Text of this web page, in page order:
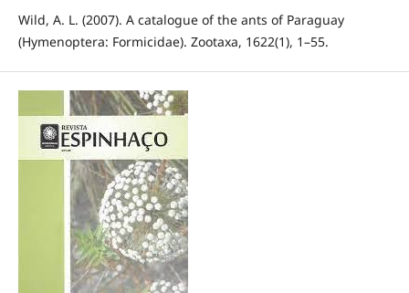
Wild, A. L. (2007). A catalogue of the ants of Paraguay
(Hymenoptera: Formicidae). Zootaxa, 1622(1), 1–55.